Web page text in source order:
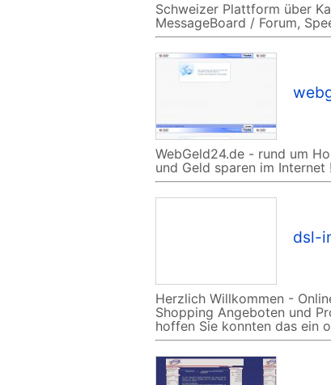
Schweizer Plattform über
MessageBoard / Forum,
WebGeld24.de - rund um
und Geld sparen im Internet !
dsl-
Herzlich Willkommen -
Shopping Angeboten und
hoffen Sie konnten das ein